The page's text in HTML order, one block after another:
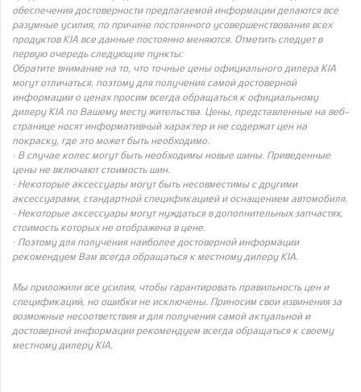
обеспечения достоверности предлагаемой информации делаются все
разумные усилия, по причине постоянного усовершенствования всех
продуктов KIA все данные постоянно меняются. Отметить следует в
первую очередь следующие пункты:
Обратите внимание на то, что точные цены официального дилера KIA
могут отличаться, поэтому для получения самой достоверной
информации о ценах просим всегда обращаться к официальному
дилеру KIA по Вашему месту жительства. Цены, представленные на веб-
странице носят информативный характер и не содержат цен на
покраску, где это может быть необходимо.
· В случае колес могут быть необходимы новые шины. Приведенные
цены не включают стоимость шин.
· Некоторые аксессуары могут быть несовместимы с другими
аксессуарами, стандартной спецификацией и оснащением автомобиля.
· Некоторые аксессуары могут нуждаться в дополнительных запчастях,
стоимость которых не отображена в цене.
· Поэтому для получения наиболее достоверной информации
рекомендуем Вам всегда обращаться к местному дилеру KIA.
Мы приложили все усилия, чтобы гарантировать правильность цен и
спецификаций, но ошибки не исключены. Приносим свои извинения за
возможные несоответствия и для получения самой актуальной и
достоверной информации рекомендуем всегда обращаться к своему
местному дилеру KIA.